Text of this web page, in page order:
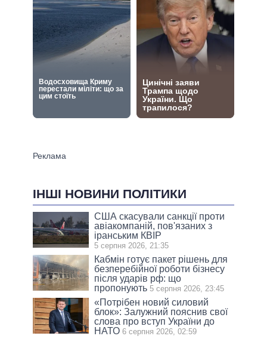
ІНШІ НОВИНИ ПОЛІТИКИ
США скасували санкції проти
авіакомпаній, пов'язаних з
іранським КВІР
5 серпня 2026, 21:35
Кабмін готує пакет рішень для
безперебійної роботи бізнесу
після ударів рф: що
пропонують 5 серпня 2026, 23:45
«Потрібен новий силовий
блок»: Залужний пояснив свої
слова про вступ України до
НАТО 6 серпня 2026, 02:59